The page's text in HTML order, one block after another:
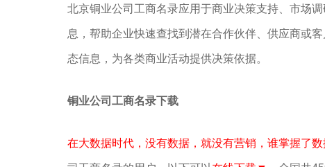
北京铜业公司工商名录应用于商业决策支持、市场
息，帮助企业快速查找到潜在合作伙伴、供应商或
态信息，为各类商业活动提供决策依据。
铜业公司工商名录下载
在大数据时代，没有数据，就没有营销，谁掌握了数